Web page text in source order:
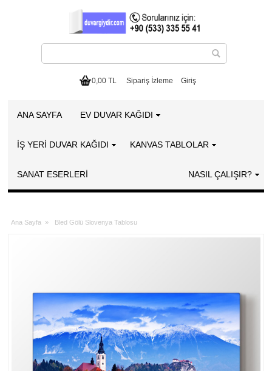
0,00 TL Sipariş İzleme Giriş
ANA SAYFA EV DUVAR KAĞIDI
İŞ YERİ DUVAR KAĞIDI KANVAS TABLOLAR
SANAT ESERLERI NASIL ÇALIŞIR?
Ana Sayfa » Bled Gölü Slovenya Tablosu